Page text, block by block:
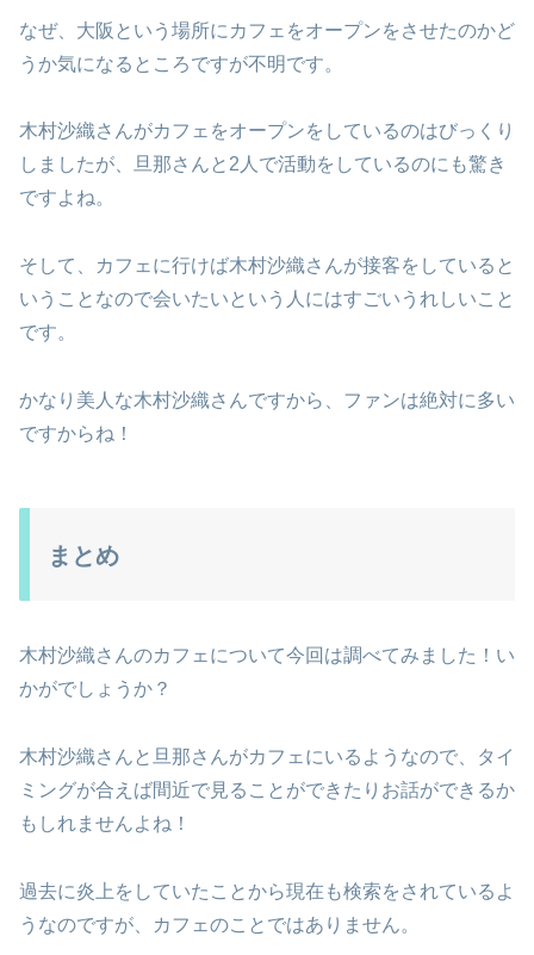
なぜ、大阪という場所にカフェをオープンをさせたのかど
うか気になるところですが不明です。
木村沙織さんがカフェをオープンをしているのはびっくり
しましたが、旦那さんと2人で活動をしているのにも驚き
ですよね。
そして、カフェに行けば木村沙織さんが接客をしていると
いうことなので会いたいという人にはすごいうれしいこと
です。
かなり美人な木村沙織さんですから、ファンは絶対に多い
ですからね！
まとめ
木村沙織さんのカフェについて今回は調べてみました！い
かがでしょうか？
木村沙織さんと旦那さんがカフェにいるようなので、タイ
ミングが合えば間近で見ることができたりお話ができるか
もしれませんよね！
過去に炎上をしていたことから現在も検索をされているよ
うなのですが、カフェのことではありません。